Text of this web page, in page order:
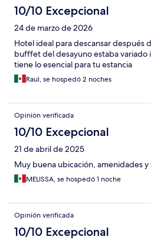
10/10 Excepcional
24 de marzo de 2026
Hotel ideal para descansar después
bufffet del desayuno estaba variado
tiene lo esencial para tu estancia
Raul, se hospedó 2 noches
Opinión verificada
10/10 Excepcional
21 de abril de 2025
Muy buena ubicación, amenidades y
MELISSA, se hospedó 1 noche
Opinión verificada
10/10 Excepcional